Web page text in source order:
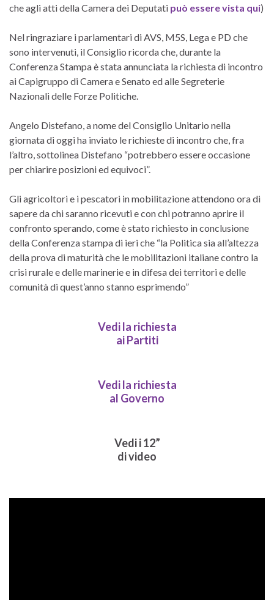
che agli atti della Camera dei Deputati può essere vista qui)
Nel ringraziare i parlamentari di AVS, M5S, Lega e PD che
sono intervenuti, il Consiglio ricorda che, durante la
Conferenza Stampa è stata annunciata la richiesta di incontro
ai Capigruppo di Camera e Senato ed alle Segreterie
Nazionali delle Forze Politiche.
Angelo Distefano, a nome del Consiglio Unitario nella
giornata di oggi ha inviato le richieste di incontro che, fra
l’altro, sottolinea Distefano “potrebbero essere occasione
per chiarire posizioni ed equivoci”.
Gli agricoltori e i pescatori in mobilitazione attendono ora di
sapere da chi saranno ricevuti e con chi potranno aprire il
confronto sperando, come è stato richiesto in conclusione
della Conferenza stampa di ieri che “la Politica sia all’altezza
della prova di maturità che le mobilitazioni italiane contro la
crisi rurale e delle marinerie e in difesa dei territori e delle
comunità di quest’anno stanno esprimendo”
Vedi la richiesta
ai Partiti
Vedi la richiesta
al Governo
Vedi i 12”
di video